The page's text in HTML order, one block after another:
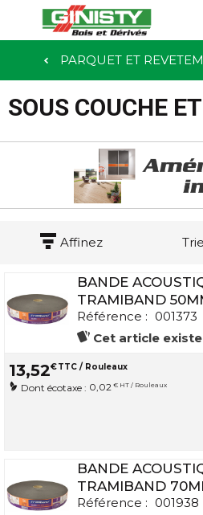
au
contenu
PARQUET ET
SOUS COUCHE
Affinez
BANDE
TRAMIBAND
Référence : 001373
Cet article
13,52€TTC / Rouleaux
Dont écotaxe : 0,02 € HT / Rouleaux
BANDE
TRAMIBAND
Référence : 001938